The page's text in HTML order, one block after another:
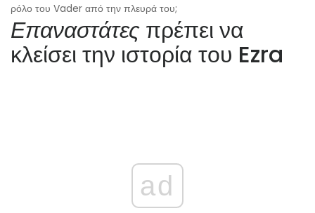
ρόλο του Vader από την πλευρά του;
Επαναστάτες πρέπει να
κλείσει την ιστορία του Ezra
ad